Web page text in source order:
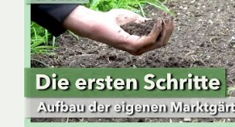
SERVICE
ÜBER UNS